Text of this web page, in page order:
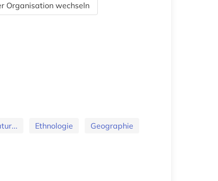
Organisation wechseln
Ethnologie
Geographie